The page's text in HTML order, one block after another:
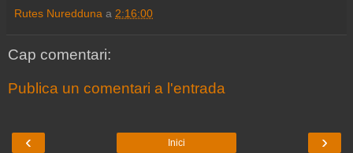
Rutes Nuredduna a 2:16:00
Cap comentari:
Publica un comentari a l'entrada
‹ ›
Inici